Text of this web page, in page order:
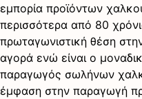
εμπορία προϊόντων
περισσότερα από 80
πρωταγωνιστική θέση
αγορά ενώ είναι ο
παραγωγός σωλήνων
έμφαση στην παραγωγή